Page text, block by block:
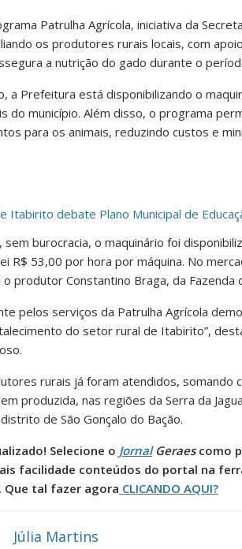
Patrulha Agrícola, iniciativa da
os produtores rurais locais, com
a nutrição do gado durante o
a Prefeitura está disponibilizando o
do município. Além disso, o programa
para os animais, reduzindo custos e
Itabirito debate Plano Municipal de
sem burocracia, o maquinário foi
R$ 53,00 por hora por máquina. No
o produtor Constantino Braga, da Fazenda
pelos serviços da Patrulha Agrícola
do setor rural de Itabirito”,
rurais já foram atendidos, somando
produzida, nas regiões da Serra da
de São Gonçalo do Bação.
Selecione o JornalGeraescomo
facilidade conteúdos do portal na
Que tal fazer agora CLICANDO AQUI?
Júlia Martins